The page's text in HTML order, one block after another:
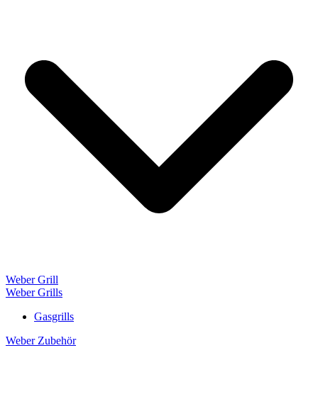
Weber Grill
Weber Grills
Gasgrills
Weber Zubehör